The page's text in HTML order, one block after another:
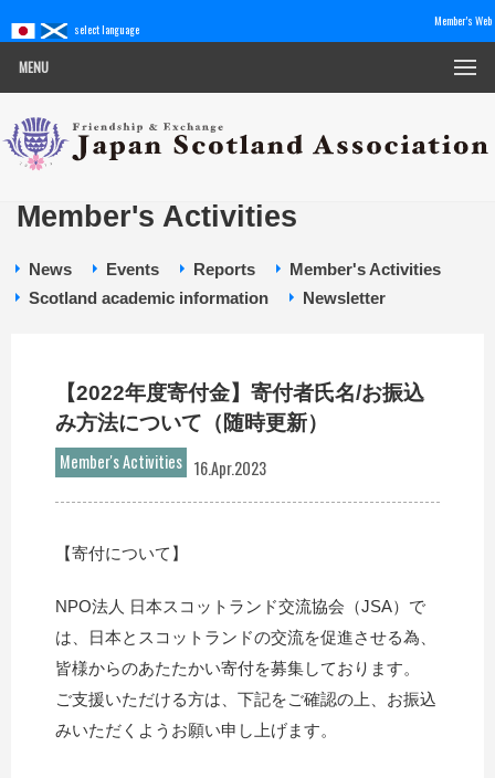
select language
Member's Web
MENU
Member's Activities
News Events Reports
Member's Activities
Scotland academic information
Newsletter
【2022年度寄付金】寄付者氏名/お振込
み方法について（随時更新）
Member's Activities 16.Apr.2023
【寄付について】
NPO法人 日本スコットランド交流協会（JSA）で
は、日本とスコットランドの交流を促進させる為、
皆様からのあたたかい寄付を募集しております。
ご支援いただける方は、下記をご確認の上、お振込
みいただくようお願い申し上げます。